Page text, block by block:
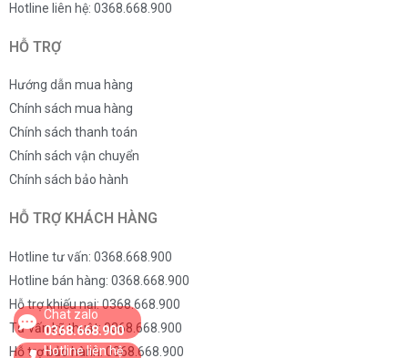
Chat zalo
0368.668.900
Hotline liên hệ
Hotline liên hệ: 0368.668.900
HỖ TRỢ
Hướng dẫn mua hàng
Chính sách mua hàng
Chính sách thanh toán
Chính sách vận chuyển
Chính sách bảo hành
HỖ TRỢ KHÁCH HÀNG
Hotline tư vấn: 0368.668.900
Hotline bán hàng: 0368.668.900
Hỗ trợ khiếu nại: 0368.668.900
Tư vấn kỹ thuật: 0368.668.900
Hỗ trợ bảo hành: 0368.668.900